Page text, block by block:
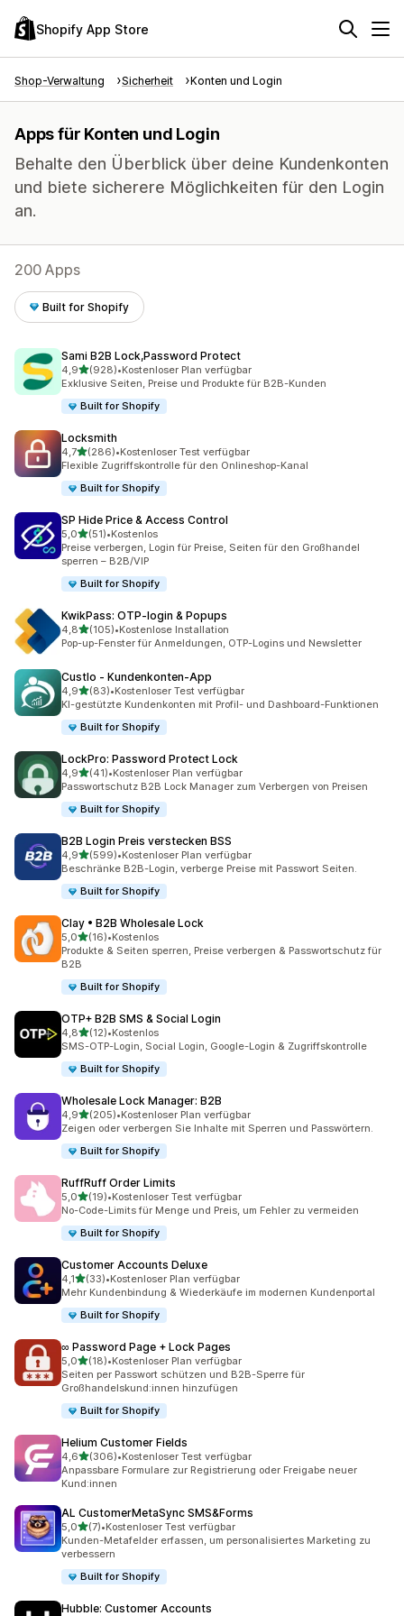
Shopify App Store
Shop-Verwaltung Sicherheit Konten und Login
Apps für Konten und Login
Behalte den Überblick über deine Kundenkonten
und biete sicherere Möglichkeiten für den Login
an.
200 Apps
Built for Shopify
Sami B2B Lock,Password Protect
4,9von 5 Sternen
(928)
928 Rezensionen insgesamt
•Kostenloser Plan verfügbar
Exklusive Seiten, Preise und Produkte für B2B-Kunden
Built for Shopify
Locksmith
4,7von 5 Sternen
(286)
286 Rezensionen insgesamt
•Kostenloser Test verfügbar
Flexible Zugriffskontrolle für den Onlineshop-Kanal
Built for Shopify
SP Hide Price & Access Control
5,0von 5 Sternen
(51)
51 Rezensionen insgesamt
•Kostenlos
Preise verbergen, Login für Preise, Seiten für den Großhandel
sperren – B2B/VIP
Built for Shopify
KwikPass: OTP‑login & Popups
4,8von 5 Sternen
(105)
105 Rezensionen insgesamt
•Kostenlose Installation
Pop-up-Fenster für Anmeldungen, OTP-Logins und Newsletter
Custlo ‑ Kundenkonten‑App
4,9von 5 Sternen
(83)
83 Rezensionen insgesamt
•Kostenloser Test verfügbar
KI-gestützte Kundenkonten mit Profil- und Dashboard-Funktionen
Built for Shopify
LockPro: Password Protect Lock
4,9von 5 Sternen
(41)
41 Rezensionen insgesamt
•Kostenloser Plan verfügbar
Passwortschutz B2B Lock Manager zum Verbergen von Preisen
Built for Shopify
B2B Login Preis verstecken BSS
4,9von 5 Sternen
(599)
599 Rezensionen insgesamt
•Kostenloser Plan verfügbar
Beschränke B2B-Login, verberge Preise mit Passwort Seiten.
Built for Shopify
Clay • B2B Wholesale Lock
5,0von 5 Sternen
(16)
16 Rezensionen insgesamt
•Kostenlos
Produkte & Seiten sperren, Preise verbergen & Passwortschutz für
B2B
Built for Shopify
OTP+ B2B SMS & Social Login
4,8von 5 Sternen
(12)
12 Rezensionen insgesamt
•Kostenlos
SMS-OTP-Login, Social Login, Google-Login & Zugriffskontrolle
Built for Shopify
Wholesale Lock Manager: B2B
4,9von 5 Sternen
(205)
205 Rezensionen insgesamt
•Kostenloser Plan verfügbar
Zeigen oder verbergen Sie Inhalte mit Sperren und Passwörtern.
Built for Shopify
RuffRuff Order Limits
5,0von 5 Sternen
(19)
19 Rezensionen insgesamt
•Kostenloser Test verfügbar
No-Code-Limits für Menge und Preis, um Fehler zu vermeiden
Built for Shopify
Customer Accounts Deluxe
4,1von 5 Sternen
(33)
33 Rezensionen insgesamt
•Kostenloser Plan verfügbar
Mehr Kundenbindung & Wiederkäufe im modernen Kundenportal
Built for Shopify
∞ Password Page + Lock Pages
5,0von 5 Sternen
(18)
18 Rezensionen insgesamt
•Kostenloser Plan verfügbar
Seiten per Passwort schützen und B2B-Sperre für
Großhandelskund:innen hinzufügen
Built for Shopify
Helium Customer Fields
4,6von 5 Sternen
(306)
306 Rezensionen insgesamt
•Kostenloser Test verfügbar
Anpassbare Formulare zur Registrierung oder Freigabe neuer
Kund:innen
AL CustomerMetaSync SMS&Forms
5,0von 5 Sternen
(7)
7 Rezensionen insgesamt
•Kostenloser Test verfügbar
Kunden-Metafelder erfassen, um personalisiertes Marketing zu
verbessern
Built for Shopify
Hubble: Customer Accounts